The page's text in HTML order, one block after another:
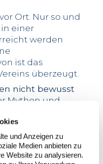
und Anzeigen zu
Medien anbieten zu
Website zu analysieren.
Ort. Nur so und
einer
werden
ist das
überzeugt.
nicht bewusst
Mythen und
für die
die
der Mix aller